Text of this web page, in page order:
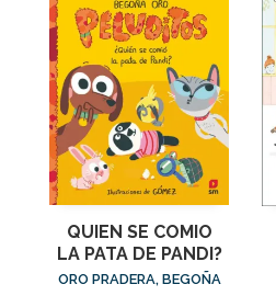
QUIEN SE COMIO
LA PATA DE PANDI?
ORO PRADERA, BEGOÑA